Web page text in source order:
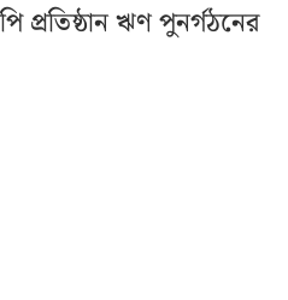
প্রতিষ্ঠান ঋণ পুনর্গঠনের